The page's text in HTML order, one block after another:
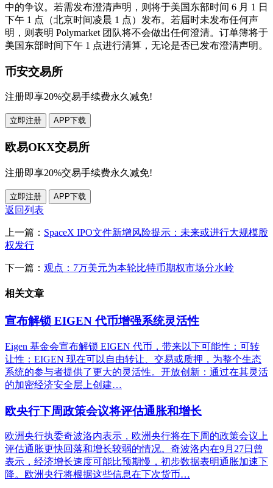
中的争议。若需发布澄清声明，则将于美国东部时间 6 月 1 日
下午 1 点（北京时间凌晨 1 点）发布。若届时未发布任何声
明，则表明 Polymarket 团队将不会做出任何澄清。订单簿将于
美国东部时间下午 1 点进行清算，无论是否已发布澄清声明。
币安交易所
注册即享20%交易手续费永久减免!
立即注册 APP下载
欧易OKX交易所
注册即享20%交易手续费永久减免!
立即注册 APP下载
返回列表
上一篇： SpaceX IPO文件新增风险提示：未来或进行大规模股
权发行
下一篇： 观点：7万美元为本轮比特币期权市场分水岭
相关文章
宣布解锁 EIGEN 代币增强系统灵活性
Eigen 基金会宣布解锁 EIGEN 代币，带来以下可能性：可转
让性：EIGEN 现在可以自由转让、交易或质押，为整个生态
系统的参与者提供了更大的灵活性。开放创新：通过在其灵活
的加密经济安全层上创建…
欧央行下周政策会议将评估通胀和增长
欧洲央行执委奇波洛内表示，欧洲央行将在下周的政策会议上
评估通胀更快回落和增长较弱的情况。奇波洛内在9月27日曾
表示，经济增长速度可能比预期慢，初步数据表明通胀加速下
降。欧洲央行将根据这些信息在下次货币…